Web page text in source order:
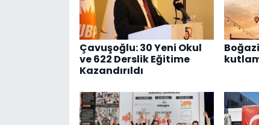
Çavuşoğlu: 30 Yeni Okul
ve 622 Derslik Eğitime
Kazandırıldı